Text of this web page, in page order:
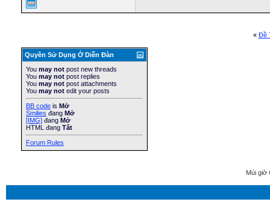
« Ðề
Quyền Sử Dụng Ở Diễn Ðàn
You may not post new threads
You may not post replies
You may not post attachments
You may not edit your posts
BB code is Mở
Smilies đang Mở
[IMG] đang Mở
HTML đang Tắt
Forum Rules
Múi giờ